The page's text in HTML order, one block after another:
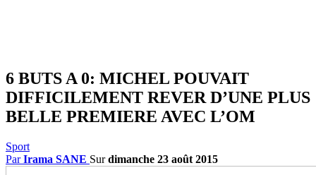
6 BUTS A 0: MICHEL POUVAIT
DIFFICILEMENT REVER D’UNE PLUS
BELLE PREMIERE AVEC L’OM
Sport
ParIrama SANE Surdimanche 23 août 2015